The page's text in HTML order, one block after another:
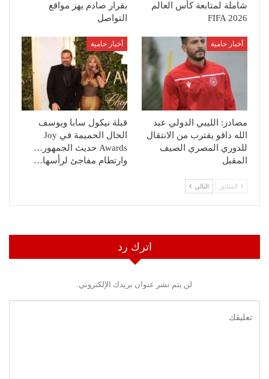
شاملة لمتابعة كأس العالم
FIFA 2026
بقرار صادم يهز مواقع
التواصل
أخبار حامية
مصادر: الليبي الدولي عبد
الله داقو يقترب من الانتقال
للدوري المصري الصيف
المقبل
أخبار حامية
قبلة نيكول سابا ويوسف
الخال الحميمة في Joy
Awards حديث الجمهور…
وارتطام مفاجئ لرأسها…
السابق التالي
اترك رد
لن يتم نشر عنوان بريدك الإلكتروني.